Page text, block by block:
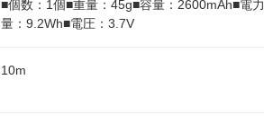
■個数：1個■重量：45g■容量：2600mAh■電力
量：9.2Wh■電圧：3.7V
10m